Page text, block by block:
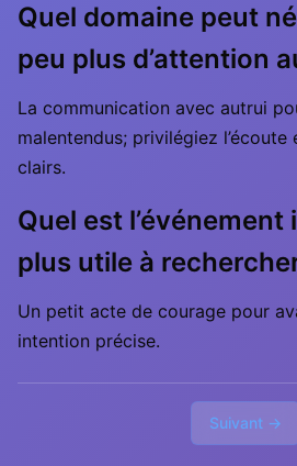
Quel domaine peut
peu plus d’attention
La communication avec autrui
malentendus; privilégiez l’écoute
clairs.
Quel est
plus utile à
Un petit acte de courage pour
intention précise.
Suivant →